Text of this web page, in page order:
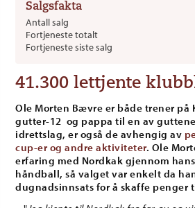
Salgsfakta
Antall salg
Fortjeneste totalt
Fortjeneste siste salg
41.300 lettjente
Ole Morten Bævre er både trener på
gutter-12 og pappa til en av
idrettslag, er også de avhengig av
cup-er og andre aktiviteter. Ole
erfaring med Nordkak gjennom
håndball, så valget var enkelt da
dugnadsinnsats for å skaffe penger